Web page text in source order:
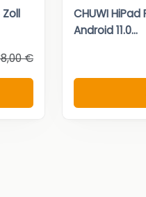
Zoll
€
CHUWI HiPad
Android 11.0...